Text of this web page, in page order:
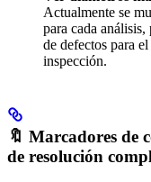
Actualmente se
para cada
de defectos para
inspección.
🔖 Marcadores de
de resolución